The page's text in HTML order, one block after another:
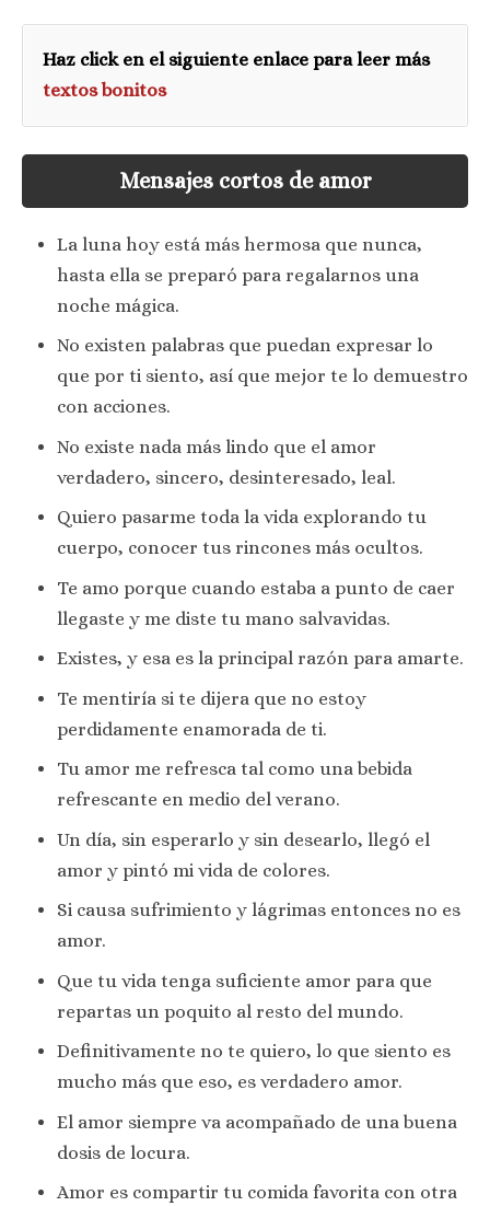
Haz click en el siguiente enlace para leer más
textos bonitos
Mensajes cortos de amor
La luna hoy está más hermosa que nunca,
hasta ella se preparó para regalarnos una
noche mágica.
No existen palabras que puedan expresar lo
que por ti siento, así que mejor te lo demuestro
con acciones.
No existe nada más lindo que el amor
verdadero, sincero, desinteresado, leal.
Quiero pasarme toda la vida explorando tu
cuerpo, conocer tus rincones más ocultos.
Te amo porque cuando estaba a punto de caer
llegaste y me diste tu mano salvavidas.
Existes, y esa es la principal razón para amarte.
Te mentiría si te dijera que no estoy
perdidamente enamorada de ti.
Tu amor me refresca tal como una bebida
refrescante en medio del verano.
Un día, sin esperarlo y sin desearlo, llegó el
amor y pintó mi vida de colores.
Si causa sufrimiento y lágrimas entonces no es
amor.
Que tu vida tenga suficiente amor para que
repartas un poquito al resto del mundo.
Definitivamente no te quiero, lo que siento es
mucho más que eso, es verdadero amor.
El amor siempre va acompañado de una buena
dosis de locura.
Amor es compartir tu comida favorita con otra